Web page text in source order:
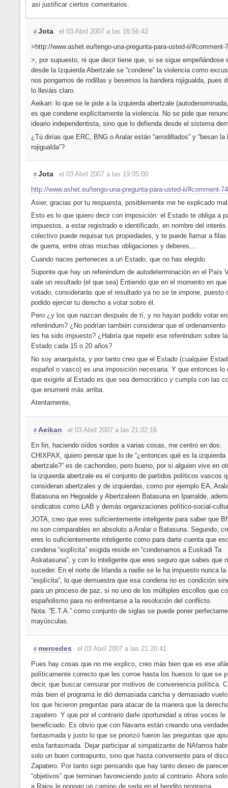
asi justificar ciertos comentarios.
# Jota
el 03 Abril 2007 a las 18:56:42
>http://www.ashet.eu/tengo-una-pregunta-para-usted-ii/#comment-
>, por supuesto, ni que decir tiene que, si se sigue empeñándose
desde la Izquierda Abertzale se “condene” la violencia como
nos pongamos de rodillas y besemos la bandera rojigualda, pues
lo lleváis claro.
Aeikan: lo que se le pide a la izquierda abertzale
es que condene explícitamente la violencia. No se pide que
ideario independentista, sino que lo defienda desde el sistema
¿Tú dirías que ERC, BNG o Aralar están “arrodillados” y “besan la
rojigualda”?
# Jota
el 03 Abril 2007 a las 19:05:00
http://www.ashet.eu/tengo-una-pregunta-para-usted-ii/#comment-
Asier, gracias por tu respuesta, posiblemente me he explicado
Esto es lo que quiero decir con imposición: el Estado te obliga a
impuestos, a estar registrado e identificado, en nombre del interés
colectivo puede requisar tus propiedades, y te puede llamar a
de guerra, entre otras muchas obligaciones y deberes,…
Cuando naces perteneces a un Estado, que no has elegido.
Suponte que hay un referéndum de autodeterminación en el País
sale un resultado (el que sea) Entiendo que en el momento en que
votado, considerarás que el resultado ya no se te impone, puesto
podido ejercer tu derecho a votar sobre él.
Pero ¿y los que nazcan después de tí, y no hayan podido votar
referéndum? ¿No podrían también considerar que el ordenamiento
les ha sido impuesto? ¿Habría que repetir ese referéndum sobre
Estado cada 15 o 20 años?
No soy anarquista, y por tanto creo que el Estado (cualquier
español o vasco) es una imposición necesaria. Y que entonces lo
que exigirle al Estado es que sea democrático y cumpla con las
que enumeré más arriba.
Atentamente,
# Aeikan
el 03 Abril 2007 a las 21:02:16
En fin, haciendo oídos sordos a varias cosas, me centro en dos:
CHIXPAX, quiero pensar que lo de “¿entonces qué es la izquierda
abertzale?” es de cachondeo, pero bueno, por si alguien vive en
la izquierda abertzale es el conjunto de partidos políticos vascos
consideran abertzales y de izquierdas, como por ejemplo EA,
Batasuna en Hegoalde y Abertzaleen Batasuna en Iparralde,
sindicatos como LAB y demás organizaciones político-social-
JOTA, creo que eres suficientemente inteligente para saber que
no son comparables en absoluto a Aralar o Batasuna. Segundo,
eres lo suficientemente inteligente como para darte cuenta que
condena “explícita” exigida reside en “condenamos a Euskadi Ta
Askatasuna”, y con lo inteligente que eres seguro que sabes que
suceder. En el norte de Irlanda a nadie se le ha impuesto nunca la
“explícita”, lo que demuestra que esa condena no es condición
para un proceso de paz, si no uno de los múltiples escollos que
españolismo para no enfrentarse a la resolución del conflicto.
Nota: “E.T.A.” como conjunto de siglas se puede poner
mayúsculas.
# mercedes
el 03 Abril 2007 a las 21:20:41
Pues hay cosas que no me explico, creo más bien que es ese
políticamente correcto que les corroe hasta los huesos lo que se
decir, que buscar censurar por motivos de conveniencia política.
más bien el programa le dió demasiada cancha y demasiado
los que hicieron preguntas para atacar de la manera que la
zapatero. Y que por el contrario darle oportunidad a otras voces le
beneficiado. Es obvio que con Navarra están creando una
fantasmada y justo lo que se priorizó fueron las preguntas que
esta fantasmada. Dejar participar al simpatizante de NAfarroa
solo un buen contrapunto, sino que hasta conveniente para el
Zapatero. Por tanto sigo pensando que hay tanto deseo de parecer
“objetivos” que terminan favoreciendo justo al contrario. Ahora
a Rajoy le pongan un camino de seda en el bendito programa.